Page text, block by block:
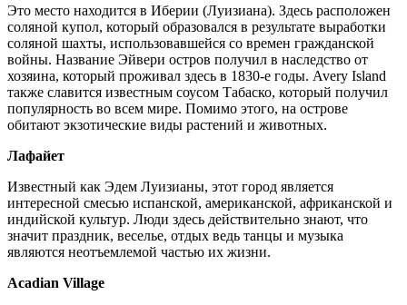
Это место находится в Иберии (Луизиана). Здесь расположен
соляной купол, который образовался в результате выработки
соляной шахты, использовавшейся со времен гражданской
войны. Название Эйвери остров получил в наследство от
хозяина, который проживал здесь в 1830-е годы. Avery Island
также славится известным соусом Табаско, который получил
популярность во всем мире. Помимо этого, на острове
обитают экзотические виды растений и животных.
Лафайет
Известный как Эдем Луизианы, этот город является
интересной смесью испанской, американской, африканской и
индийской культур. Люди здесь действительно знают, что
значит праздник, веселье, отдых ведь танцы и музыка
являются неотъемлемой частью их жизни.
Acadian Village